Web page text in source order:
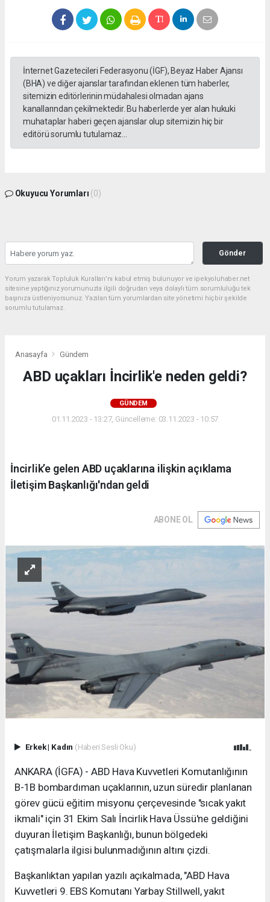
İnternet Gazetecileri Federasyonu (İGF), Beyaz Haber Ajansı
(BHA) ve diğer ajanslar tarafından eklenen tüm haberler,
sitemizin editörlerinin müdahalesi olmadan ajans
kanallarından çekilmektedir. Bu haberlerde yer alan hukuki
muhataplar haberi geçen ajanslar olup sitemizin hiç bir
editörü sorumlu tutulamaz...
Okuyucu Yorumları (0)
Gönder
Yorum yazarak Topluluk Kuralları’nı kabul etmiş bulunuyor ve ipekyoluhaber.net
sitesine yaptığınız yorumunuzla ilgili doğrudan veya dolaylı tüm sorumluluğu tek
başınıza üstleniyorsunuz. Yazılan tüm yorumlardan site yönetimi hiçbir şekilde
sorumlu tutulamaz.
Anasayfa Gündem
ABD uçakları İncirlik'e neden geldi?
GÜNDEM
01.11.2023 - 13:27, Güncelleme: 03.11.2023 - 10:57
İncirlik’e gelen ABD uçaklarına ilişkin açıklama
İletişim Başkanlığı'ndan geldi
ABONE OL
Erkek| Kadın (Haberi Sesli Oku)
ANKARA (İGFA) - ABD Hava Kuvvetleri Komutanlığının
B-1B bombardıman uçaklarının, uzun süredir planlanan
görev gücü eğitim misyonu çerçevesinde "sıcak yakıt
ikmali" için 31 Ekim Salı İncirlik Hava Üssü'ne geldiğini
duyuran İletişim Başkanlığı, bunun bölgedeki
çatışmalarla ilgisi bulunmadığının altını çizdi.
Başkanlıktan yapılan yazılı açıkalmada, "ABD Hava
Kuvvetleri 9. EBS Komutanı Yarbay Stillwell, yakıt